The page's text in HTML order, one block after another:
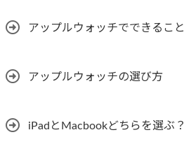
アップルウォッチでできること
アップルウォッチの選び方
iPadとMacbookどちらを選ぶ？